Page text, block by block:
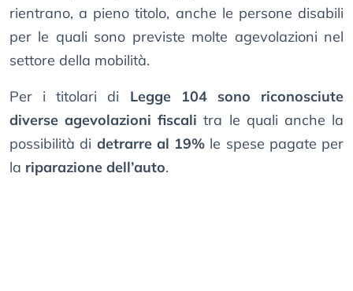
rientrano, a pieno titolo, anche le persone disabili
per le quali sono previste molte agevolazioni nel
settore della mobilità.
Per i titolari di Legge 104 sono riconosciute
diverse agevolazioni fiscali tra le quali anche la
possibilità di detrarre al 19% le spese pagate per
la riparazione dell’auto.